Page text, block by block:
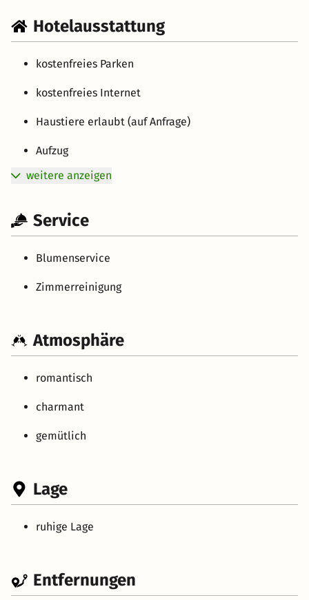
Hotelausstattung
kostenfreies Parken
kostenfreies Internet
Haustiere erlaubt (auf Anfrage)
Aufzug
weitere anzeigen
Service
Blumenservice
Zimmerreinigung
Atmosphäre
romantisch
charmant
gemütlich
Lage
ruhige Lage
Entfernungen